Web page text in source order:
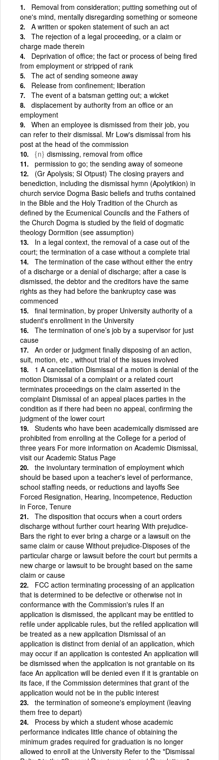
Removal from consideration; putting something out of
one's mind, mentally disregarding something or someone
A written or spoken statement of such an act
The rejection of a legal proceeding, or a claim or
charge made therein
Deprivation of office; the fact or process of being fired
from employment or stripped of rank
The act of sending someone away
Release from confinement; liberation
The event of a batsman getting out; a wicket
displacement by authority from an office or an
employment
When an employee is dismissed from their job, you
can refer to their dismissal. Mr Low's dismissal from his
post at the head of the commission
{n} dismissing, removal from office
permission to go; the sending away of someone
(Gr Apolysis; Sl Otpust) The closing prayers and
benediction, including the dismissal hymn (Apolytikion) in
church service Dogma Basic beliefs and truths contained
in the Bible and the Holy Tradition of the Church as
defined by the Ecumenical Councils and the Fathers of
the Church Dogma is studied by the field of dogmatic
theology Dormition (see assumption)
In a legal context, the removal of a case out of the
court; the termination of a case without a complete trial
The termination of the case without either the entry
of a discharge or a denial of discharge; after a case is
dismissed, the debtor and the creditors have the same
rights as they had before the bankruptcy case was
commenced
final termination, by proper University authority of a
student's enrollment in the University
The termination of one’s job by a supervisor for just
cause
An order or judgment finally disposing of an action,
suit, motion, etc , without trial of the issues involved
1 A cancellation Dismissal of a motion is denial of the
motion Dismissal of a complaint or a related court
terminates proceedings on the claim asserted in the
complaint Dismissal of an appeal places parties in the
condition as if there had been no appeal, confirming the
judgment of the lower court
Students who have been academically dismissed are
prohibited from enrolling at the College for a period of
three years For more information on Academic Dismissal,
visit our Academic Status Page
the involuntary termination of employment which
should be based upon a teacher's level of performance,
school staffing needs, or reductions and layoffs See
Forced Resignation, Hearing, Incompetence, Reduction
in Force, Tenure
The disposition that occurs when a court orders
discharge without further court hearing With prejudice-
Bars the right to ever bring a charge or a lawsuit on the
same claim or cause Without prejudice-Disposes of the
particular charge or lawsuit before the court but permits a
new charge or lawsuit to be brought based on the same
claim or cause
FCC action terminating processing of an application
that is determined to be defective or otherwise not in
conformance with the Commission's rules If an
application is dismissed, the applicant may be entitled to
refile under applicable rules, but the refiled application will
be treated as a new application Dismissal of an
application is distinct from denial of an application, which
may occur if an application is contested An application will
be dismissed when the application is not grantable on its
face An application will be denied even if it is grantable on
its face, if the Commission determines that grant of the
application would not be in the public interest
the termination of someone's employment (leaving
them free to depart)
Process by which a student whose academic
performance indicates little chance of obtaining the
minimum grades required for graduation is no longer
allowed to enroll at the University Refer to the "Dismissal